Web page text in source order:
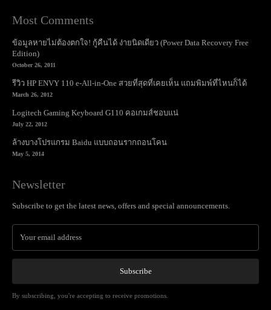
Most Comments
ข้อมูลหายไม่ต้องตกใจ! กู้คืนได้ ง่ายนิดเดียว (Power Data Recovery Free
Edition)
October 26, 2011
รีวิว HP ENVY 110 e-All-in-One สวยที่สุดที่เคยเห็น แถมพิมพ์ที่ไหนก็ได้
March 26, 2012
Logitech Gaming Keyboard G110 คอเกมส์ชอบแน่
July 22, 2012
ล้างบางโปรแกรม Baidu แบบถอนรากถอนโคน
May 5, 2014
Newsletter
Subscribe to get the latest news, offers and special announcements.
Subscribe
By subscribing, you're accepting to receive promotions.